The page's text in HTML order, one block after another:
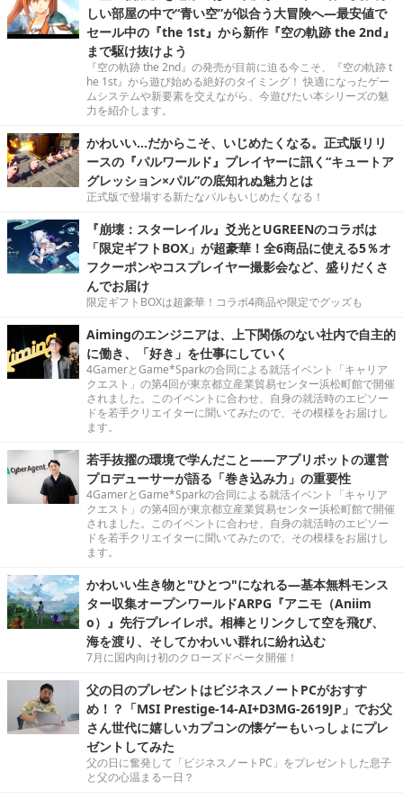
しい部屋の中で“青い空”が似合う大冒険へ―最安値で
セール中の『the 1st』から新作『空の軌跡 the 2nd』
まで駆け抜けよう
『空の軌跡 the 2nd』の発売が目前に迫る今こそ、『空の軌跡 t
he 1st』から遊び始める絶好のタイミング！ 快適になったゲー
ムシステムや新要素を交えながら、今遊びたい本シリーズの魅
力を紹介します。
かわいい…だからこそ、いじめたくなる。正式版リリ
ースの『パルワールド』プレイヤーに訊く“キュートア
グレッション×パル”の底知れぬ魅力とは
正式版で登場する新たなパルもいじめたくなる！
『崩壊：スターレイル』爻光とUGREENのコラボは
「限定ギフトBOX」が超豪華！全6商品に使える5％オ
フクーポンやコスプレイヤー撮影会など、盛りだくさ
んでお届け
限定ギフトBOXは超豪華！コラボ4商品や限定でグッズも
Aimingのエンジニアは、上下関係のない社内で自主的
に働き、「好き」を仕事にしていく
4GamerとGame*Sparkの合同による就活イベント「キャリア
クエスト」の第4回が東京都立産業貿易センター浜松町館で開催
されました。このイベントに合わせ、自身の就活時のエピソー
ドを若手クリエイターに聞いてみたので、その模様をお届けし
ます。
若手抜擢の環境で学んだこと――アプリボットの運営
プロデューサーが語る「巻き込み力」の重要性
4GamerとGame*Sparkの合同による就活イベント「キャリア
クエスト」の第4回が東京都立産業貿易センター浜松町館で開催
されました。このイベントに合わせ、自身の就活時のエピソー
ドを若手クリエイターに聞いてみたので、その模様をお届けし
ます。
かわいい生き物と"ひとつ"になれる―基本無料モンス
ター収集オープンワールドARPG『アニモ（Aniim
o）』先行プレイレポ。相棒とリンクして空を飛び、
海を渡り、そしてかわいい群れに紛れ込む
7月に国内向け初のクローズドベータ開催！
父の日のプレゼントはビジネスノートPCがおすす
め！？「MSI Prestige-14-AI+D3MG-2619JP」でお父
さん世代に嬉しいカプコンの懐ゲーもいっしょにプレ
ゼントしてみた
父の日に奮発して「ビジネスノートPC」をプレゼントした息子
と父の心温まる一日？